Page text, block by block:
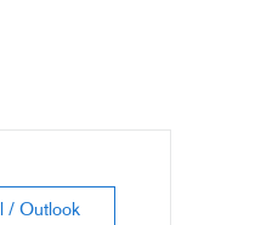
/ Outlook